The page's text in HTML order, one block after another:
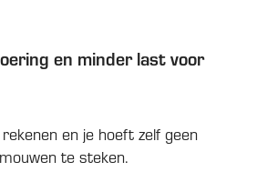
en minder last voor
en je hoeft zelf geen
te steken.